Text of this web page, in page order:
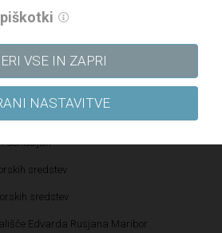
značaja
poslovnih skrivnosti
donacijah
sredstev
sredstev
Edvarda Rusjana Maribor
VSE IN ZAPRI
NASTAVITVE